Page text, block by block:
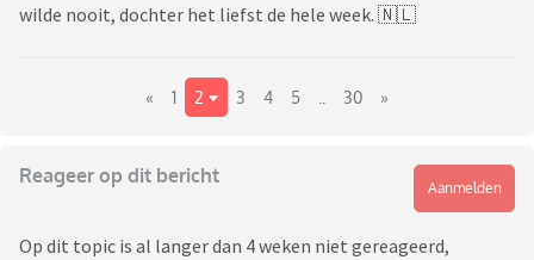
wilde nooit, dochter het liefst de hele week. 🇳🇱
« 1 2 3 4 5 30 »
Reageer op dit bericht
Aanmelden
Op dit topic is al langer dan 4 weken niet gereageerd,